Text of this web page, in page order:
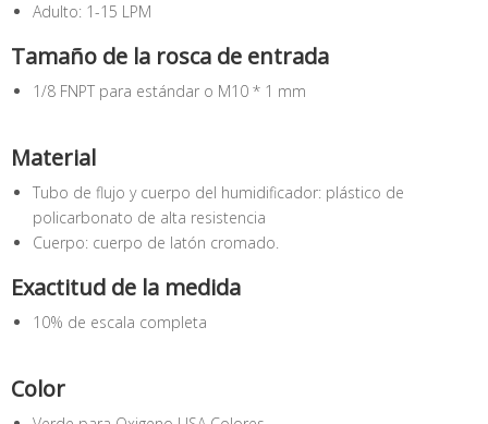
Adulto: 1-15 LPM
Tamaño de la rosca de entrada
1/8 FNPT para estándar o M10 * 1 mm
Material
Tubo de flujo y cuerpo del humidificador: plástico de
policarbonato de alta resistencia
Cuerpo: cuerpo de latón cromado.
Exactitud de la medida
10% de escala completa
Color